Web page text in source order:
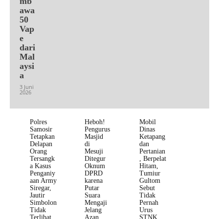
awa
50
Vap
e
dari
Mal
aysi
a
3 Juni
2026
Polres
Samosir
Tetapkan
Delapan
Orang
Tersangk
a Kasus
Penganiy
aan Army
Siregar,
Jautir
Simbolon
Tidak
Terlibat
Heboh!
Pengurus
Masjid
di
Mesuji
Ditegur
Oknum
DPRD
karena
Putar
Suara
Mengaji
Jelang
Azan
Mobil
Dinas
Ketapang
dan
Pertanian
, Berpelat
Hitam,
Tumiur
Gultom
Sebut
Tidak
Pernah
Urus
STNK